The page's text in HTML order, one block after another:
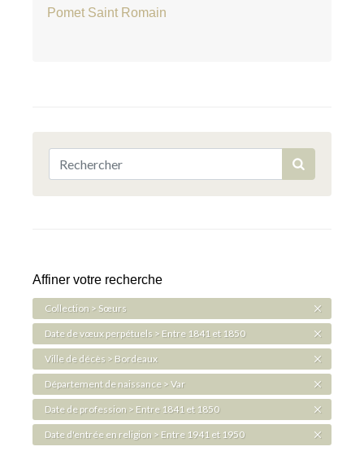
Pomet Saint Romain
Affiner votre recherche
Collection > Sœurs
Date de vœux perpétuels > Entre 1841 et 1850
Ville de décès > Bordeaux
Département de naissance > Var
Date de profession > Entre 1841 et 1850
Date d'entrée en religion > Entre 1941 et 1950